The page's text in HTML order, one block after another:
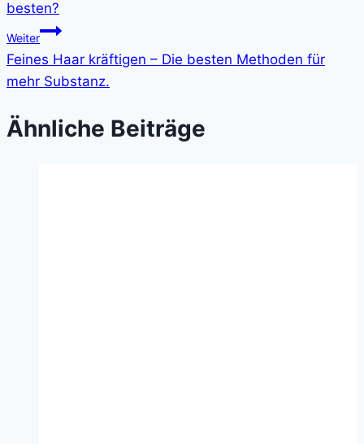
besten?
Weiter
Feines Haar kräftigen – Die besten Methoden für
mehr Substanz.
Ähnliche Beiträge